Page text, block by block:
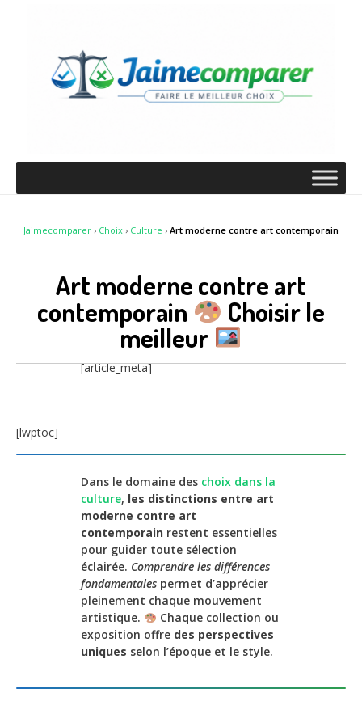
Jaimecomparer › Choix › Culture › Art moderne contre art contemporain
Art moderne contre art
contemporain
Choisir le
meilleur
[article_meta]
[lwptoc]
Dans le domaine des choix dans la
culture, les distinctions entre art
moderne contre art
contemporain restent essentielles
pour guider toute sélection
éclairée. Comprendre les différences
fondamentales permet d’apprécier
pleinement chaque mouvement
artistique.
Chaque collection ou
exposition offre des perspectives
uniques selon l’époque et le style.